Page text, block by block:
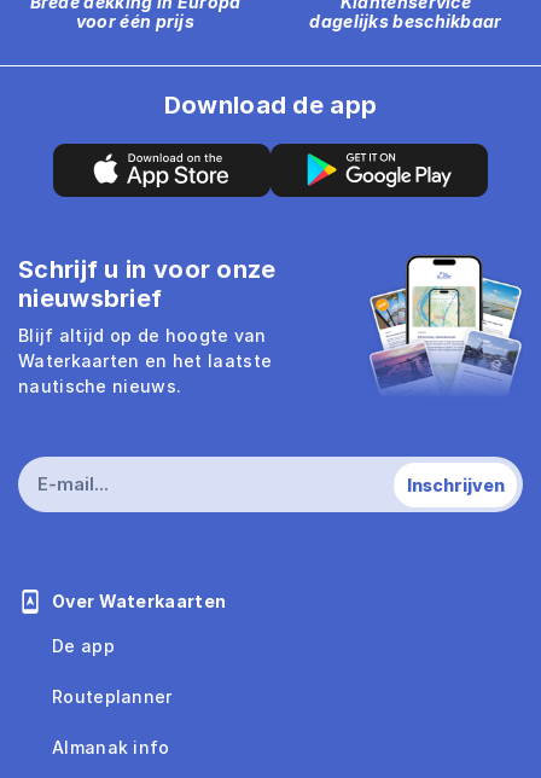
voor één prijs
dagelijks beschikbaar
Over Waterkaarten
De app
Routeplanner
Almanak info
Download de app
Schrijf u in voor onze
nieuwsbrief
Blijf altijd op de hoogte van
Waterkaarten en het laatste
nautische nieuws.